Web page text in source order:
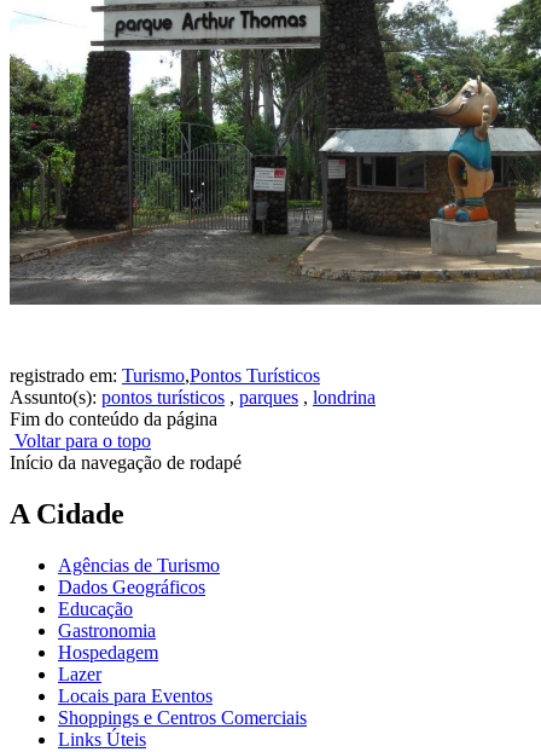
registrado em: Turismo,Pontos Turísticos
Assunto(s): pontos turísticos , parques , londrina
Fim do conteúdo da página
Voltar para o topo
Início da navegação de rodapé
A Cidade
Agências de Turismo
Dados Geográficos
Educação
Gastronomia
Hospedagem
Lazer
Locais para Eventos
Shoppings e Centros Comerciais
Links Úteis